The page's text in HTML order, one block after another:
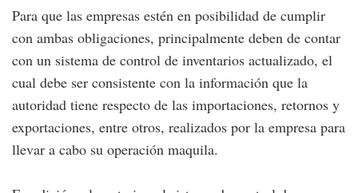
Para que las empresas estén en posibilidad de cumplir
con ambas obligaciones, principalmente deben de contar
con un sistema de control de inventarios actualizado, el
cual debe ser consistente con la información que la
autoridad tiene respecto de las importaciones, retornos y
exportaciones, entre otros, realizados por la empresa para
llevar a cabo su operación maquila.